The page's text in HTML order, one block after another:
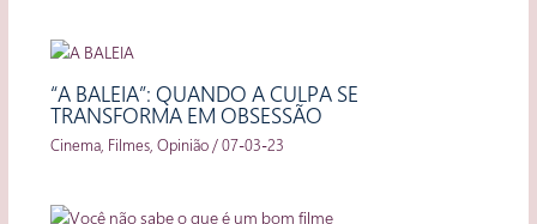
“A BALEIA”: QUANDO A CULPA SE
TRANSFORMA EM OBSESSÃO
Cinema, Filmes, Opinião/07-03-23